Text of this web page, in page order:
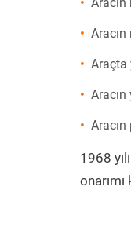
Araçta
Aracın
1968